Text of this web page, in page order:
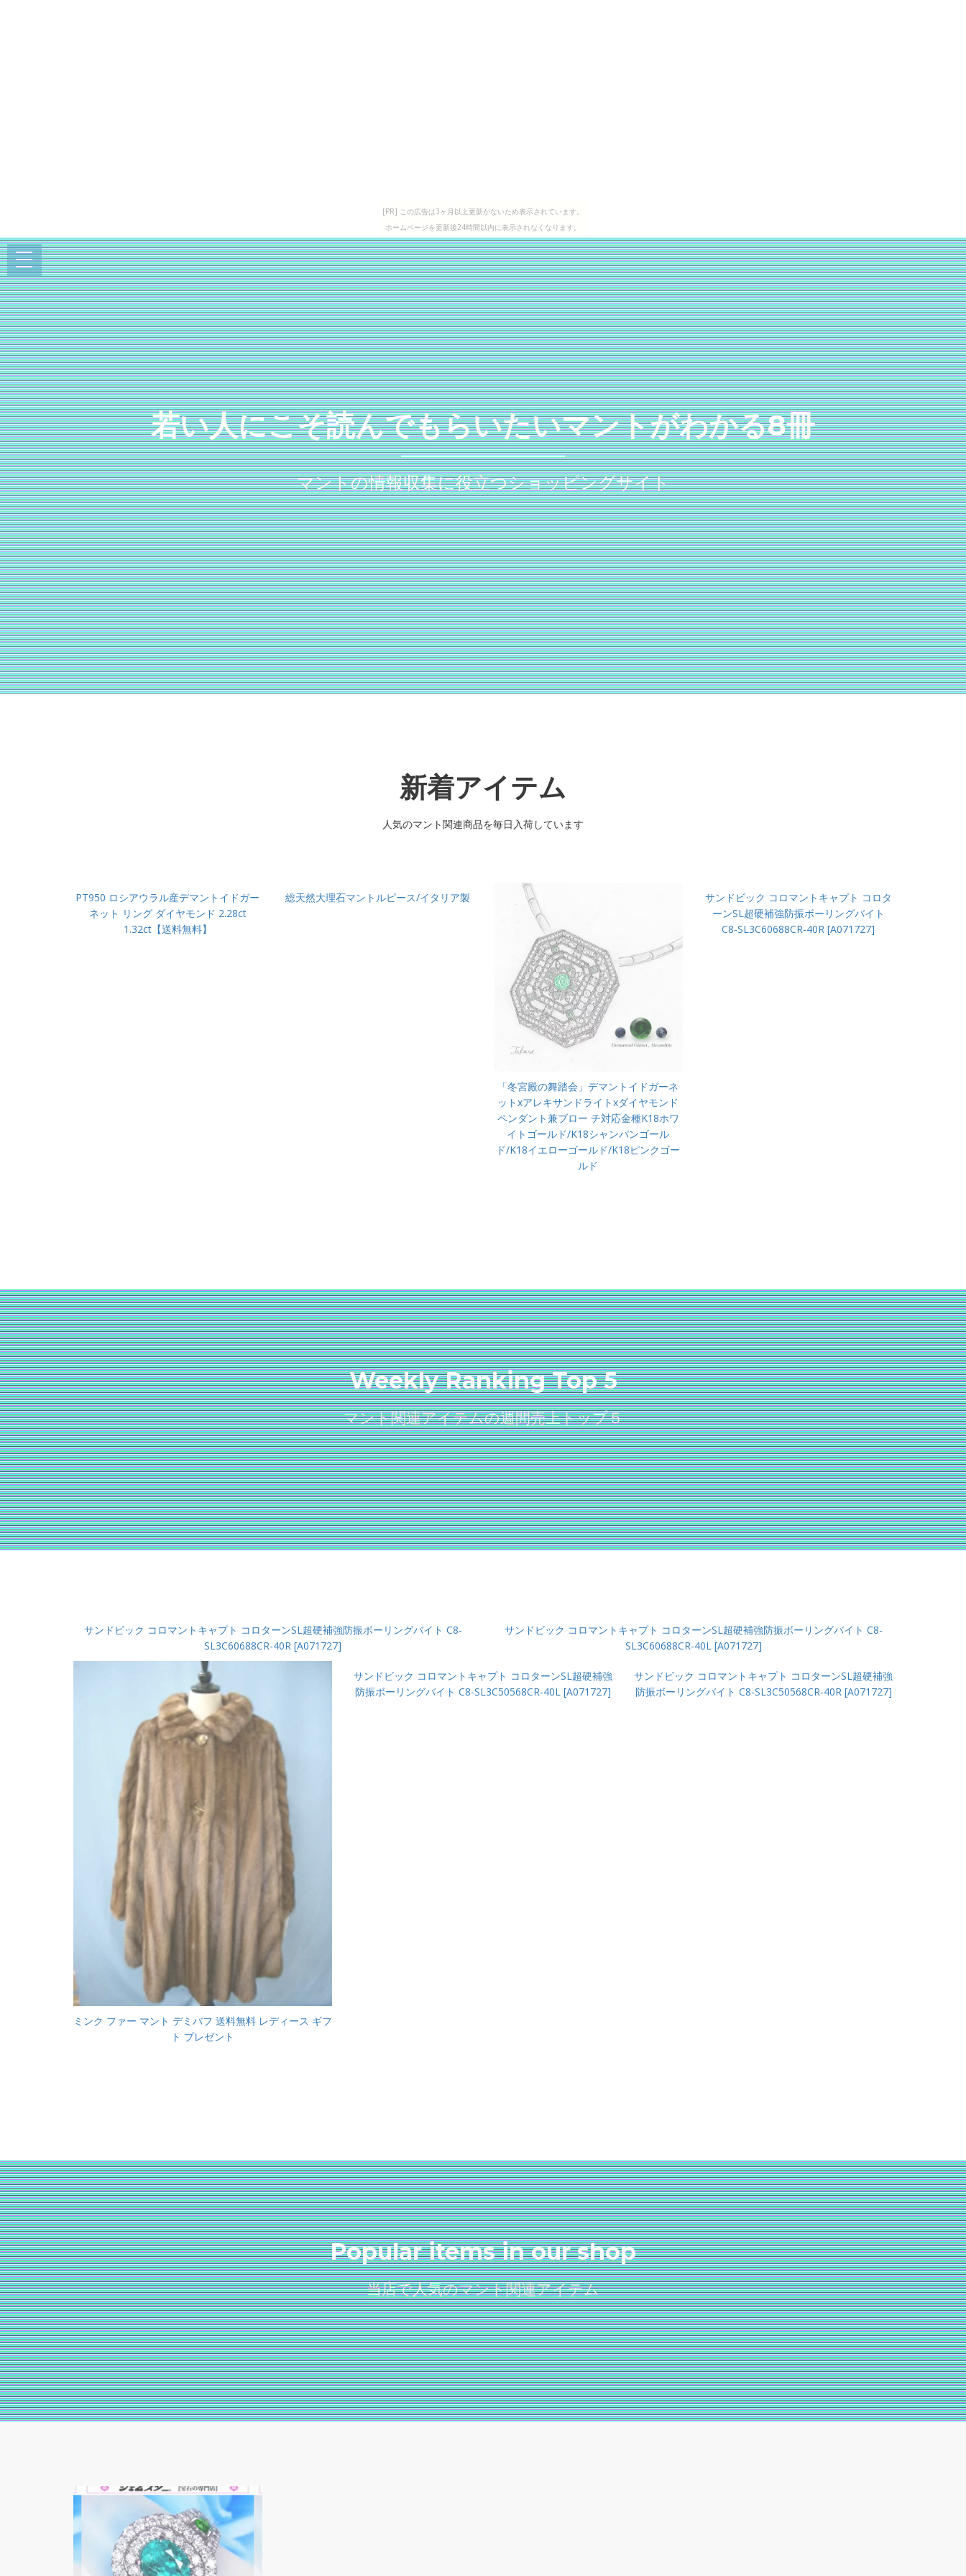
[PR] この広告は3ヶ月以上更新がないため表示されています。
ホームページを更新後24時間以内に表示されなくなります。
若い人にこそ読んでもらいたいマントがわかる8冊
マントの情報収集に役立つショッピングサイト
新着アイテム
人気のマント関連商品を毎日入荷しています
PT950 ロシアウラル産デマントイドガー
ネット リング ダイヤモンド 2.28ct
1.32ct【送料無料】
総天然大理石マントルピース/イタリア製
「冬宮殿の舞踏会」デマントイドガーネ
ットxアレキサンドライトxダイヤモンド
ペンダント兼ブロー チ対応金種K18ホワ
イトゴールド/K18シャンパンゴール
ド/K18イエローゴールド/K18ピンクゴー
ルド
サンドビック コロマントキャプト コロタ
ーンSL超硬補強防振ボーリングバイト
C8-SL3C60688CR-40R [A071727]
Weekly Ranking Top 5
マント関連アイテムの週間売上トップ５
サンドビック コロマントキャプト コロターンSL超硬補強防振ボーリングバイト C8-
SL3C60688CR-40R [A071727]
サンドビック コロマントキャプト コロターンSL超硬補強防振ボーリングバイト C8-
SL3C60688CR-40L [A071727]
ミンク ファー マント デミバフ 送料無料 レディース ギフ
ト プレゼント
サンドビック コロマントキャプト コロターンSL超硬補強
防振ボーリングバイト C8-SL3C50568CR-40L [A071727]
サンドビック コロマントキャプト コロターンSL超硬補強
防振ボーリングバイト C8-SL3C50568CR-40R [A071727]
Popular items in our shop
当店で人気のマント関連アイテム